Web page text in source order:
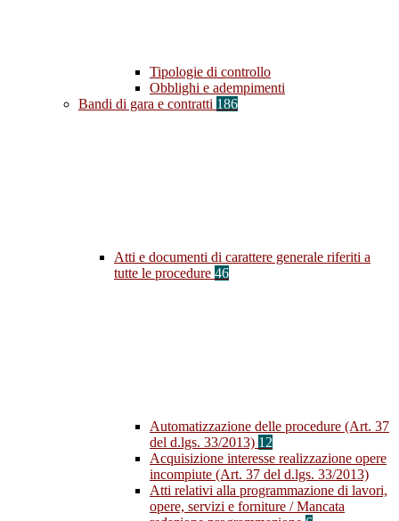
Tipologie di controllo
Obblighi e adempimenti
Bandi di gara e contratti 186
Atti e documenti di carattere generale riferiti a
tutte le procedure 46
Automatizzazione delle procedure (Art. 37
del d.lgs. 33/2013) 12
Acquisizione interesse realizzazione opere
incompiute (Art. 37 del d.lgs. 33/2013)
Atti relativi alla programmazione di lavori,
opere, servizi e forniture / Mancata